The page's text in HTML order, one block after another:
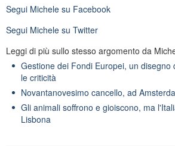
Segui Michele su Facebook
Segui Michele su Twitter
Leggi di più sullo stesso argomento da
Gestione dei Fondi Europei, un
le criticità
Novantanovesimo cancello, ad
Gli animali soffrono e gioiscono, ma
Lisbona